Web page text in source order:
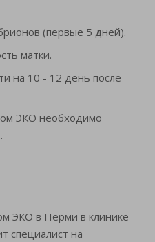
(первые 5 дней).
матки.
на 10 - 12 день после
ЭКО необходимо
ЭКО в Перми в клинике
специалист на